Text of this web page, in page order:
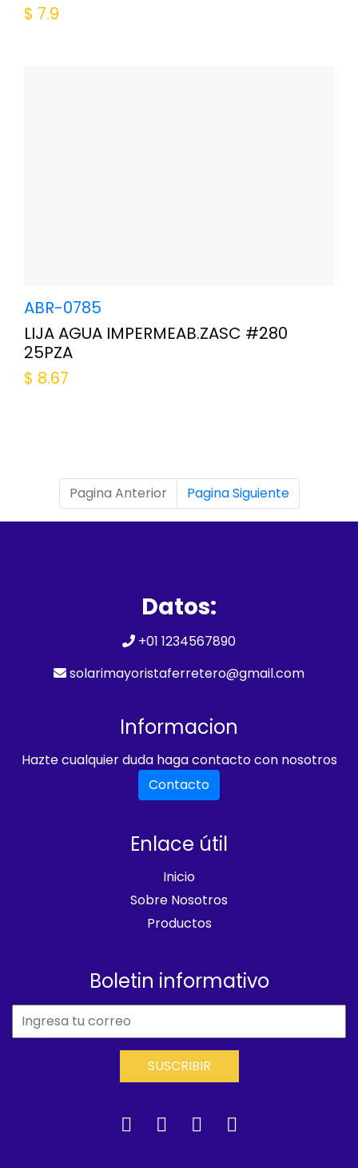
$ 7.9
ABR-0785
LIJA AGUA IMPERMEAB.ZASC #280
25PZA
$ 8.67
Pagina Anterior Pagina Siguiente
Datos:
+01 1234567890
solarimayoristaferretero@gmail.com
Informacion
Hazte cualquier duda haga contacto con nosotros
Contacto
Enlace útil
Inicio
Sobre Nosotros
Productos
Boletin informativo
SUSCRIBIR